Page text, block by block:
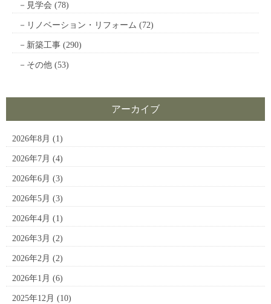
見学会 (78)
リノベーション・リフォーム (72)
新築工事 (290)
その他 (53)
アーカイブ
2026年8月 (1)
2026年7月 (4)
2026年6月 (3)
2026年5月 (3)
2026年4月 (1)
2026年3月 (2)
2026年2月 (2)
2026年1月 (6)
2025年12月 (10)